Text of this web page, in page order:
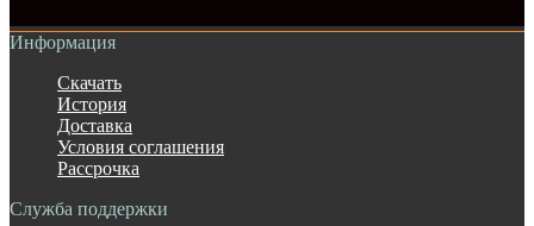
Информация
Скачать
История
Доставка
Условия соглашения
Рассрочка
Служба поддержки